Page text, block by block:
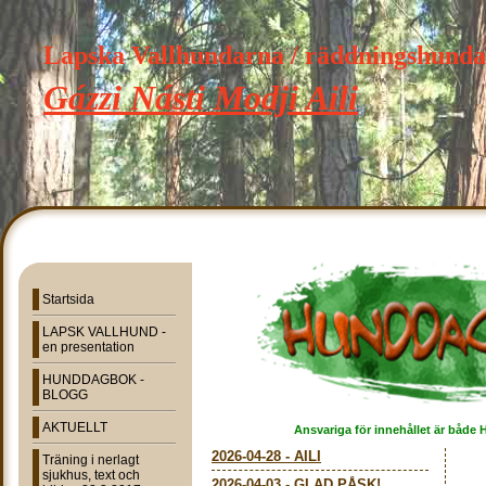
Lapska Vallhundarna /
Gázzi Násti Modji Aili
Startsida
LAPSK VALLHUND -
en presentation
HUNDDAGBOK -
BLOGG
AKTUELLT
Träning i nerlagt
sjukhus, text och
Ansvariga för innehållet är både
2026-04-28 - AILI